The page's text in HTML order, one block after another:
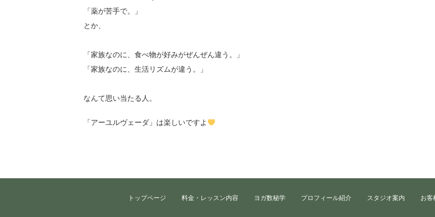
「薬が苦手で。」
とか、
「家族なのに、食べ物が好みがぜんぜん違う。」
「家族なのに、生活リズムが違う。」
なんて思い当たる人。
「アーユルヴェーダ」は楽しいですよ
トップページ 料金・レッスン内容 ヨガ数秘学 プロフィール紹介 スタジオ案内 お客